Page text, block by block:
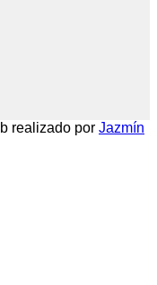
realizado por Jazmín